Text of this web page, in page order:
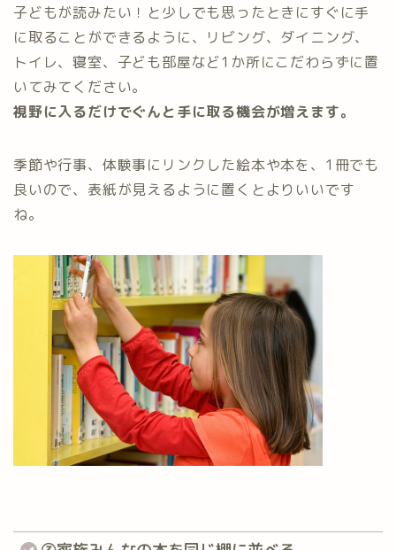
子どもが読みたい！と少しでも思ったときにすぐに手
に取ることができるように、リビング、ダイニング、
トイレ、寝室、子ども部屋など1か所にこだわらずに置
いてみてください。
視野に入るだけでぐんと手に取る機会が増えます。
季節や行事、体験事にリンクした絵本や本を、1冊でも
良いので、表紙が見えるように置くとよりいいです
ね。